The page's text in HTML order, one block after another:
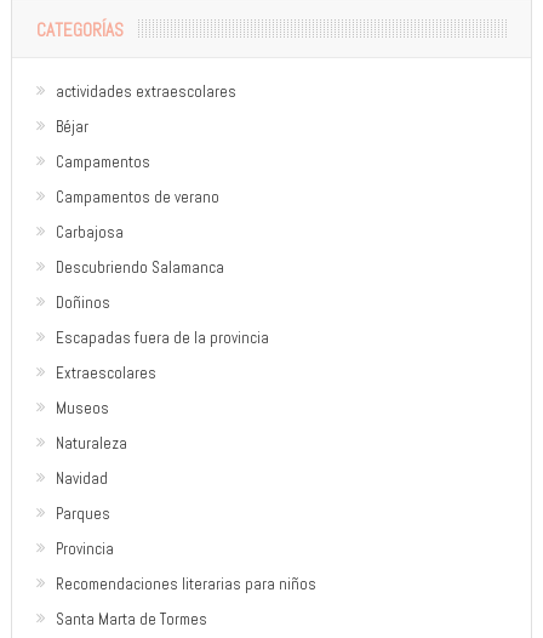
CATEGORÍAS
actividades extraescolares
Béjar
Campamentos
Campamentos de verano
Carbajosa
Descubriendo Salamanca
Doñinos
Escapadas fuera de la provincia
Extraescolares
Museos
Naturaleza
Navidad
Parques
Provincia
Recomendaciones literarias para niños
Santa Marta de Tormes